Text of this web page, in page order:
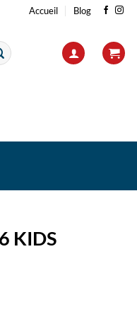
Accueil Blog
KIDS